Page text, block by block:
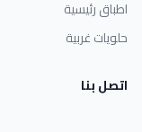
اطباق رئيسية
حلويات غربية
اتصل بنا